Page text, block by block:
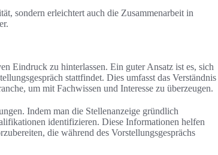
sondern erleichtert auch die Zusammenarbeit in
Eindruck zu hinterlassen. Ein guter Ansatz ist es, sich
stattfindet. Dies umfasst das Verständnis
um mit Fachwissen und Interesse zu überzeugen.
Indem man die Stellenanzeige gründlich
identifizieren. Diese Informationen helfen
die während des Vorstellungsgesprächs